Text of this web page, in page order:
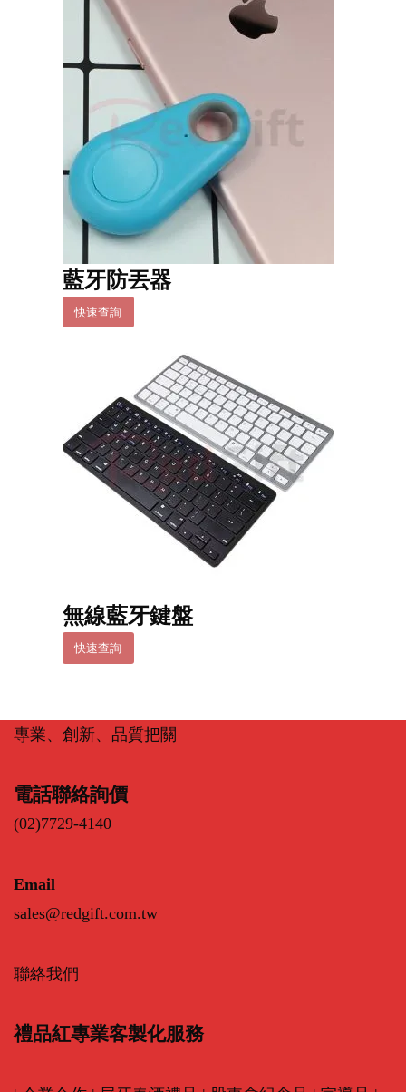
藍牙防丟器
快速查詢
無線藍牙鍵盤
快速查詢
專業、創新、品質把關
電話聯絡詢價
(02)7729-4140
Email
sales@redgift.com.tw
聯絡我們
禮品紅專業客製化服務